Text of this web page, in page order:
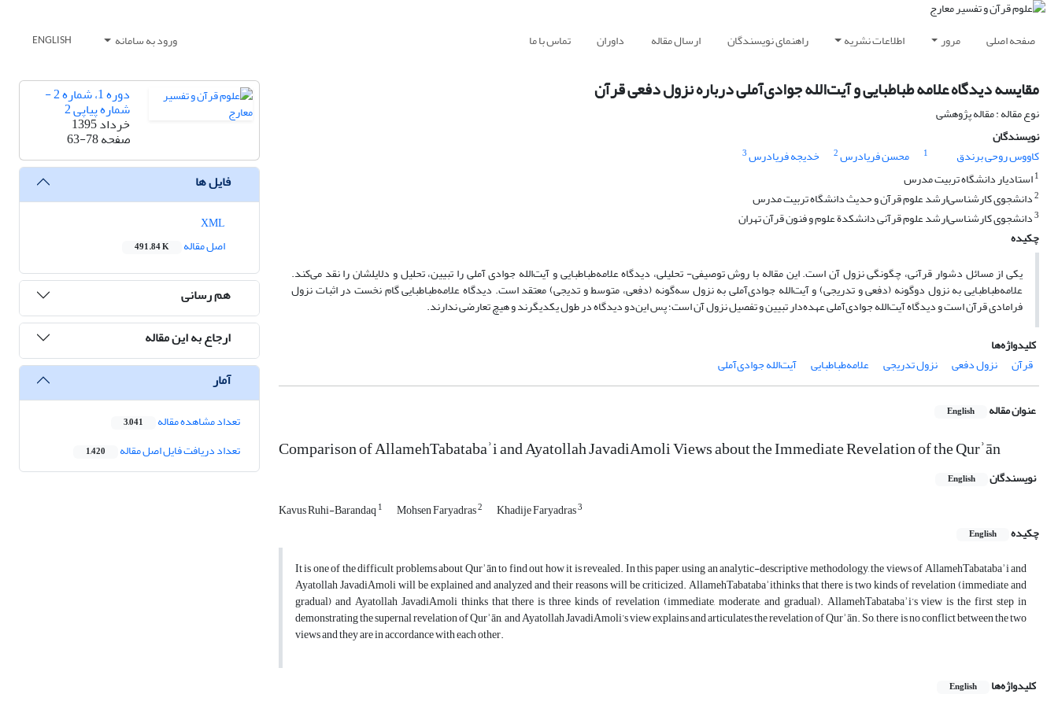
صفحه اصلی مرور اطلاعات نشریه راهنمای نویسندگان ارسال مقاله داوران تماس با ما ورود به سامانه ENGLISH
مقایسه دیدگاه علامه طباطبایی و آیت‌الله جوادی‌آملی درباره نزول دفعی قرآن
نوع مقاله : مقاله پژوهشی
نویسندگان
کاووس روحی برندق
1 محسن فریادرس2 خدیجه فریادرس3
1استادیار دانشگاه تربیت مدرس
2دانشجوی کارشناسی‌ارشد علوم قرآن و حدیث دانشگاه تربیت مدرس
3دانشجوی کارشناسی‌ارشد علوم قرآنی دانشکدة علوم و فنون قرآن تهران
چکیده
یکی از مسائل دشوار قرآنی، چگونگی نزول آن است. این مقاله با روش توصیفی- تحلیلی، دیدگاه علامه‌طباطبایی و آیت‌الله جوادی آملی را تبیین، تحلیل و دلایلشان را نقد می‌کند.
علامه‌طباطبایی به نزول دوگونه (دفعی و تدریجی) و آیت‌الله جوادی‌آملی به نزول سه‌گونه (دفعی، متوسط و تدیجی) معتقد است. دیدگاه علامه‌طباطبایی گام نخست در اثبات نزول
فرامادی قرآن است و دیدگاه آیت‌الله جوادی‌آملی عهده‌دار تبیین و تفصیل نزول آن است؛ پس این‌دو دیدگاه در طول یکدیگرند و هیچ تعارضی ندارند.
کلیدواژه‌ها
قرآن
نزول دفعی نزول تدریجی علامه‌طباطبایی آیت‌الله جوادی‌آملی
عنوان مقاله English
Comparison of AllamehTabatabaʾi and Ayatollah JavadiAmoli Views about the Immediate Revelation of the Qurʾān
نویسندگان English
Kavus Ruhi-Barandaq1 Mohsen Faryadras2 Khadije Faryadras3
چکیده English
It is one of the difficult problems about Qurʾān to find out how it is revealed. In this paper, using an analytic-descriptive methodology, the views of AllamehTabatabaʾi and
Ayatollah JavadiAmoli will be explained and analyzed and their reasons will be criticized. AllamehTabatabaʾithinks that there is two kinds of revelation (immediate and
gradual) and Ayatollah JavadiAmoli thinks that there is three kinds of revelation (immediate, moderate, and gradual). AllamehTabatabaʾi’s view is the first step in
demonstrating the supernal revelation of Qurʾān, and Ayatollah JavadiAmoli’s view explains and articulates the revelation of Qurʾān. So, there is no conflict between the two
views and they are in accordance with each other.
کلیدواژه‌ها English
دوره 1، شماره 2 -
شماره پیاپی 2
خرداد 1395
صفحه63-78
فایل ها
اصل مقاله
491.84 K
هم رسانی
ارجاع به این مقاله
آمار
تعداد مشاهده مقاله 3,041
تعداد دریافت فایل اصل مقاله 1,420